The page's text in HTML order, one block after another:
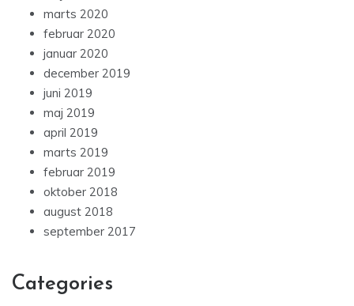
marts 2020
februar 2020
januar 2020
december 2019
juni 2019
maj 2019
april 2019
marts 2019
februar 2019
oktober 2018
august 2018
september 2017
Categories